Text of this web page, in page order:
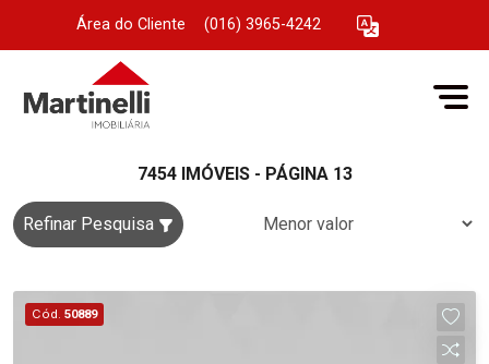
Área do Cliente (016) 3965-4242
7454 IMÓVEIS - PÁGINA 13
Refinar Pesquisa
Cód. 50889